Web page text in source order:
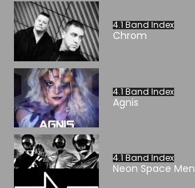
4.1 Band Index
Chrom
4.1 Band Index
Agnis
4.1 Band Index
Neon Space Men